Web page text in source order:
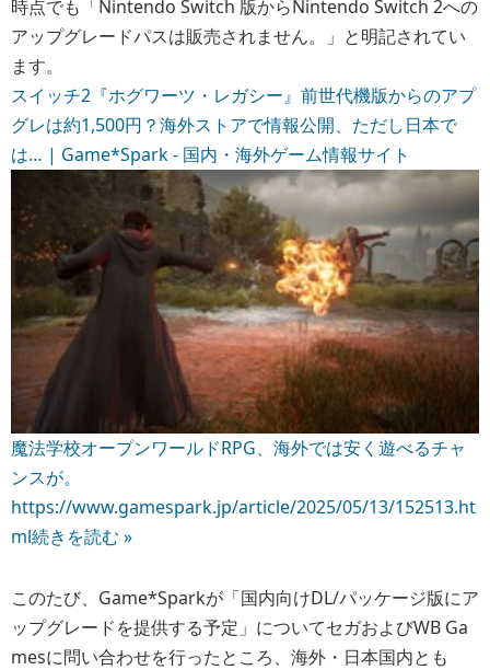
時点でも「Nintendo Switch 版からNintendo Switch 2への
アップグレードパスは販売されません。」と明記されてい
ます。
スイッチ2『ホグワーツ・レガシー』前世代機版からのアプ
グレは約1,500円？海外ストアで情報公開、ただし日本で
は… | Game*Spark - 国内・海外ゲーム情報サイト
魔法学校オープンワールドRPG、海外では安く遊べるチャ
ンスが。
https://www.gamespark.jp/article/2025/05/13/152513.ht
ml続きを読む »
このたび、Game*Sparkが「国内向けDL/パッケージ版にア
ップグレードを提供する予定」についてセガおよびWB Ga
mesに問い合わせを行ったところ、海外・日本国内とも